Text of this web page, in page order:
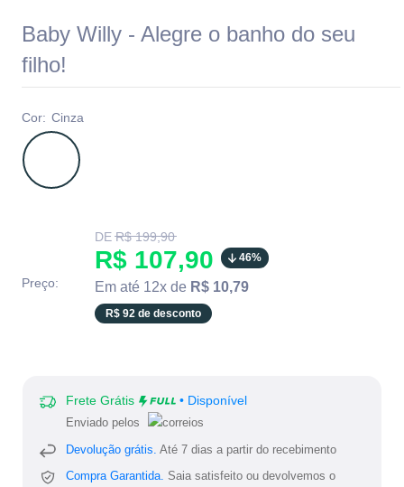
Baby Willy - Alegre o banho do seu
filho!
Cor: Cinza
Preço:
DETranslation
missing:
pt-
BR.product.general.regular_price
R$ 199,90
Translation
missing:
pt-
R$ 107,90 46%
Em até 12x de R$ 10,79
R$ 92 de desconto
Frete Grátis • Disponível
Enviado pelos
Devolução grátis. Até 7 dias a partir do recebimento
Compra Garantida. Saia satisfeito ou devolvemos o